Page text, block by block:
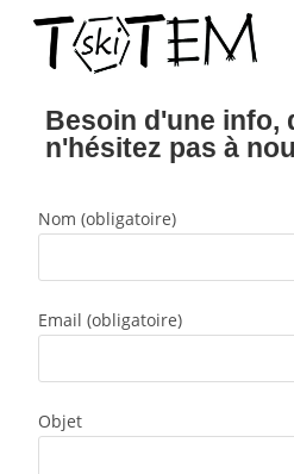
Besoin d'une info,
n'hésitez pas à
Nom (obligatoire)
Email (obligatoire)
Objet